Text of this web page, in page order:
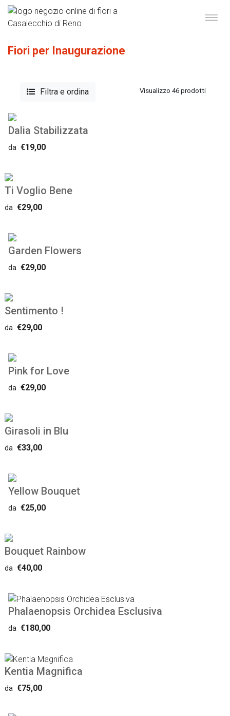
Fiori per Inaugurazione
Filtra e ordina Visualizzo 46 prodotti
Dalia Stabilizzata
da €19,00
Ti Voglio Bene
da€29,00
Garden Flowers
da €29,00
Sentimento !
da€29,00
Pink for Love
da €29,00
Girasoli in Blu
da€33,00
Yellow Bouquet
da €25,00
Bouquet Rainbow
da€40,00
Phalaenopsis Orchidea Esclusiva
da €180,00
Kentia Magnifica
da€75,00